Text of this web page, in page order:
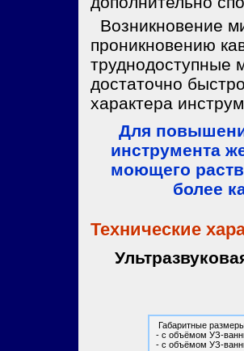
Возникновение
проникновению
труднодоступные
достаточно
характера
Для
инструмента
моющего
более
Технические
Габаритные
- с объёмом УЗ-
- с объёмом УЗ-